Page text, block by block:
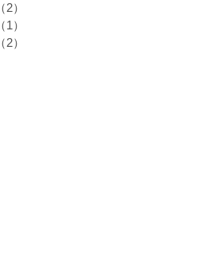
（2）
（1）
（2）